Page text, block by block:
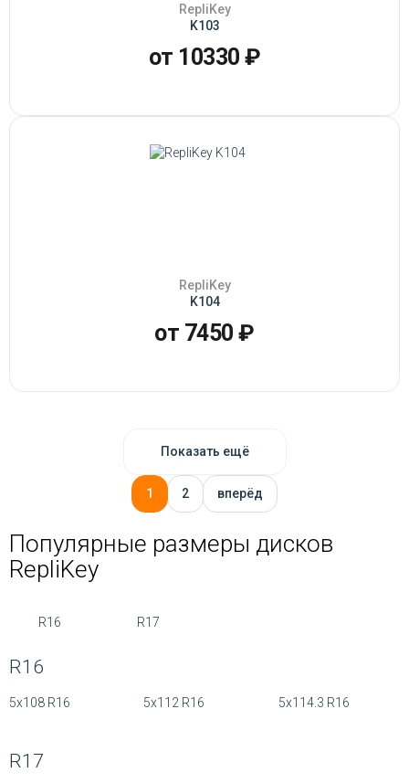
RepliKey
K103
от 10330 ₽
RepliKey
K104
от 7450 ₽
Показать ещё
1 2 вперёд
Популярные размеры дисков
RepliKey
R16 R17
R16
5x108 R16 5x112 R16 5x114.3 R16
R17